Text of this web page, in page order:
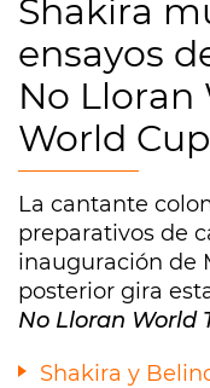
Shakira
ensayos
No Lloran
World
La cantante
preparativos de
inauguración de
posterior gira
No Lloran World
Shakira y